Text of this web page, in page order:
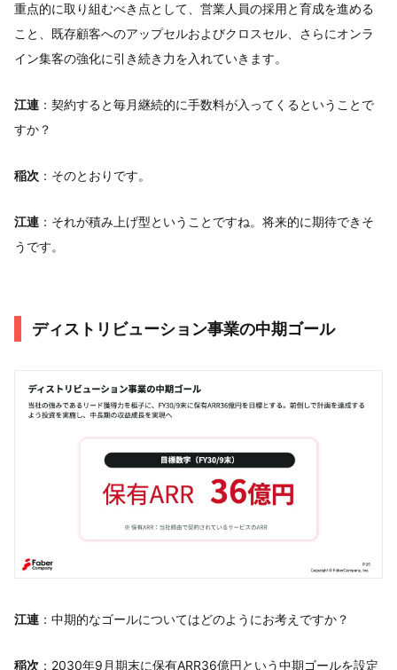
重点的に取り組むべき点として、営業人員の採用と育成を進める
こと、既存顧客へのアップセルおよびクロスセル、さらにオンラ
イン集客の強化に引き続き力を入れていきます。
江連 ：契約すると毎月継続的に手数料が入ってくるということで
すか？
稲次 ：そのとおりです。
江連 ：それが積み上げ型ということですね。将来的に期待できそ
うです。
ディストリビューション事業の中期ゴール
江連 ：中期的なゴールについてはどのようにお考えですか？
稲次 ：2030年9月期末に保有ARR36億円という中期ゴールを設定